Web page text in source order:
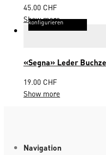
45.00 CHF
Show more
konfigurieren
«Segna» Leder
19.00 CHF
Show more
Navigation